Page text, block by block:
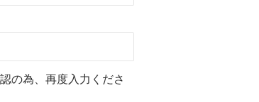
の為、再度入力くださ